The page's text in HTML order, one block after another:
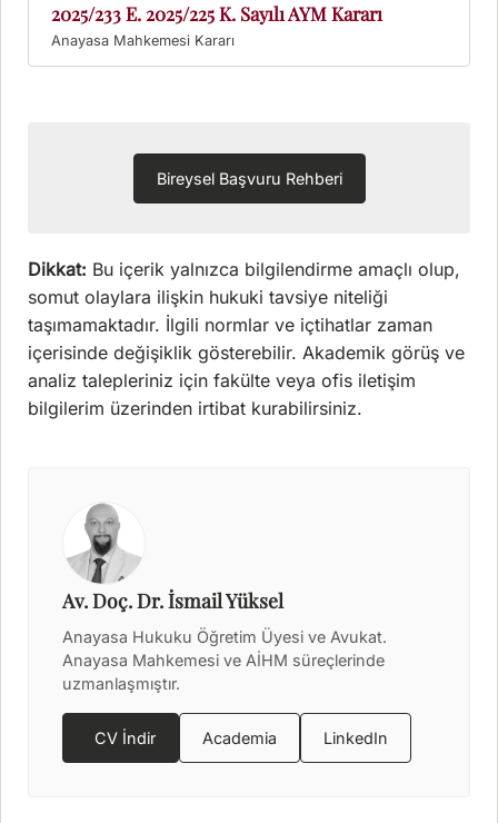
2025/233 E. 2025/225 K. Sayılı AYM Kararı
Bireysel Başvuru Rehberi
Dikkat: Bu içerik yalnızca bilgilendirme amaçlı olup,
somut olaylara ilişkin hukuki tavsiye niteliği
taşımamaktadır. İlgili normlar ve içtihatlar zaman
içerisinde değişiklik gösterebilir. Akademik görüş ve
analiz talepleriniz için fakülte veya ofis iletişim
bilgilerim üzerinden irtibat kurabilirsiniz.
Av. Doç. Dr. İsmail Yüksel
Anayasa Hukuku Öğretim Üyesi ve Avukat.
Anayasa Mahkemesi ve AİHM süreçlerinde
uzmanlaşmıştır.
CV İndir Academia LinkedIn